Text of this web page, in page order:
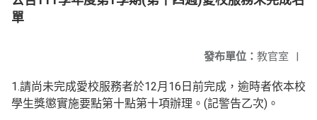
單
發布單位： 教官室 |
1.請尚未完成愛校服務者於12月16日前完成，逾時者依本校
學生獎懲實施要點第十點第十項辦理。(記警告乙次)。